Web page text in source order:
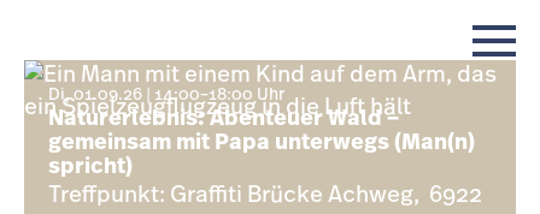
Di, 01.09.26 | 14:00–18:00 Uhr
Naturerlebnis: Abenteuer Wald –
gemeinsam mit Papa unterwegs (Man(n)
spricht)
Treffpunkt: Graffiti Brücke Achweg, 6922